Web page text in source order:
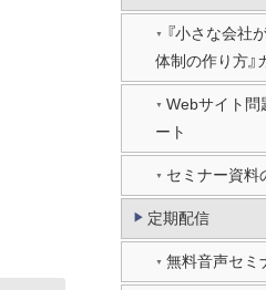
『小さな会社
体制の作り方』
Webサイト問
ート
セミナー資料
定期配信
無料音声セミ